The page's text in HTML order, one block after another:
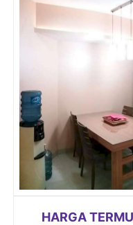
HARGA